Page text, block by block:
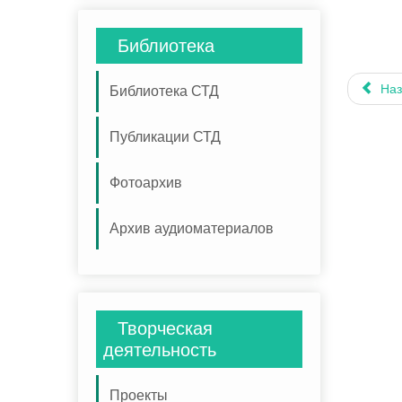
Библиотека
Библиотека СТД
Публикации СТД
Фотоархив
Архив аудиоматериалов
Творческая
деятельность
Проекты